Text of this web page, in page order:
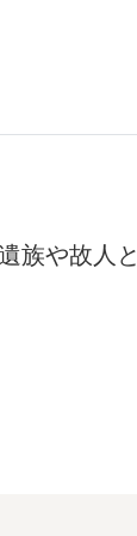
や故人